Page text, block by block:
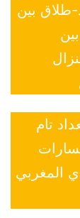
طلاق بين
تام
المغربي